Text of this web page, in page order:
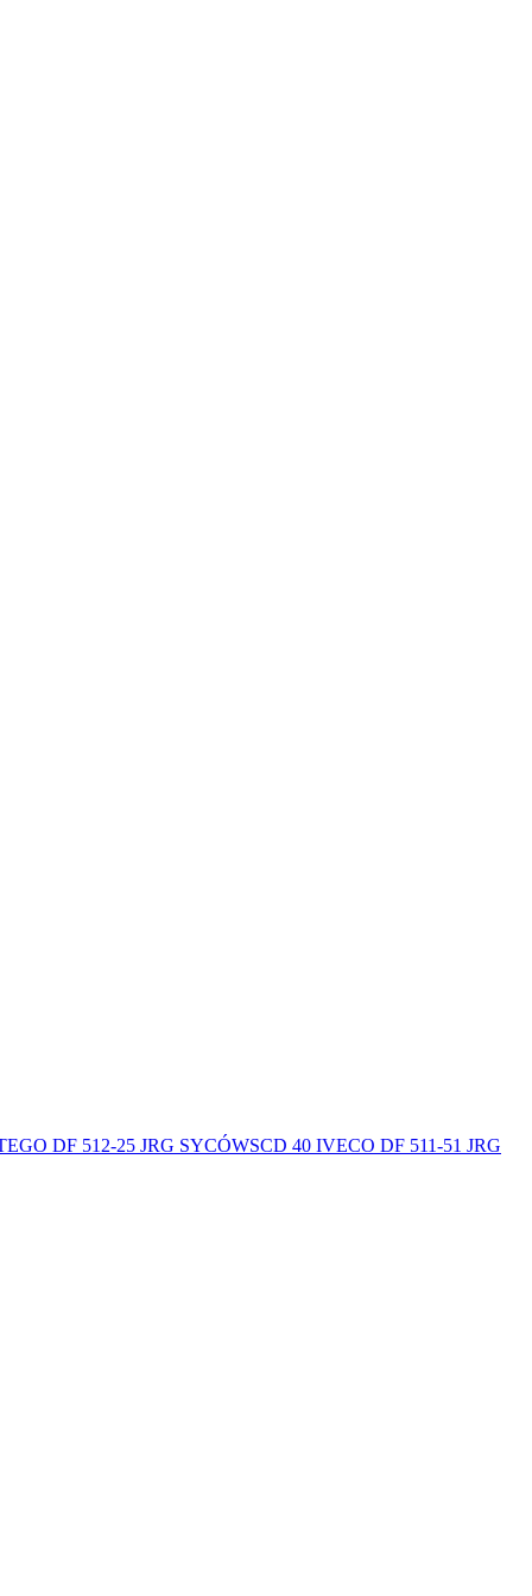
DF 512-25 JRG SYCÓWSCD 40 IVECO DF 511-51 JRG